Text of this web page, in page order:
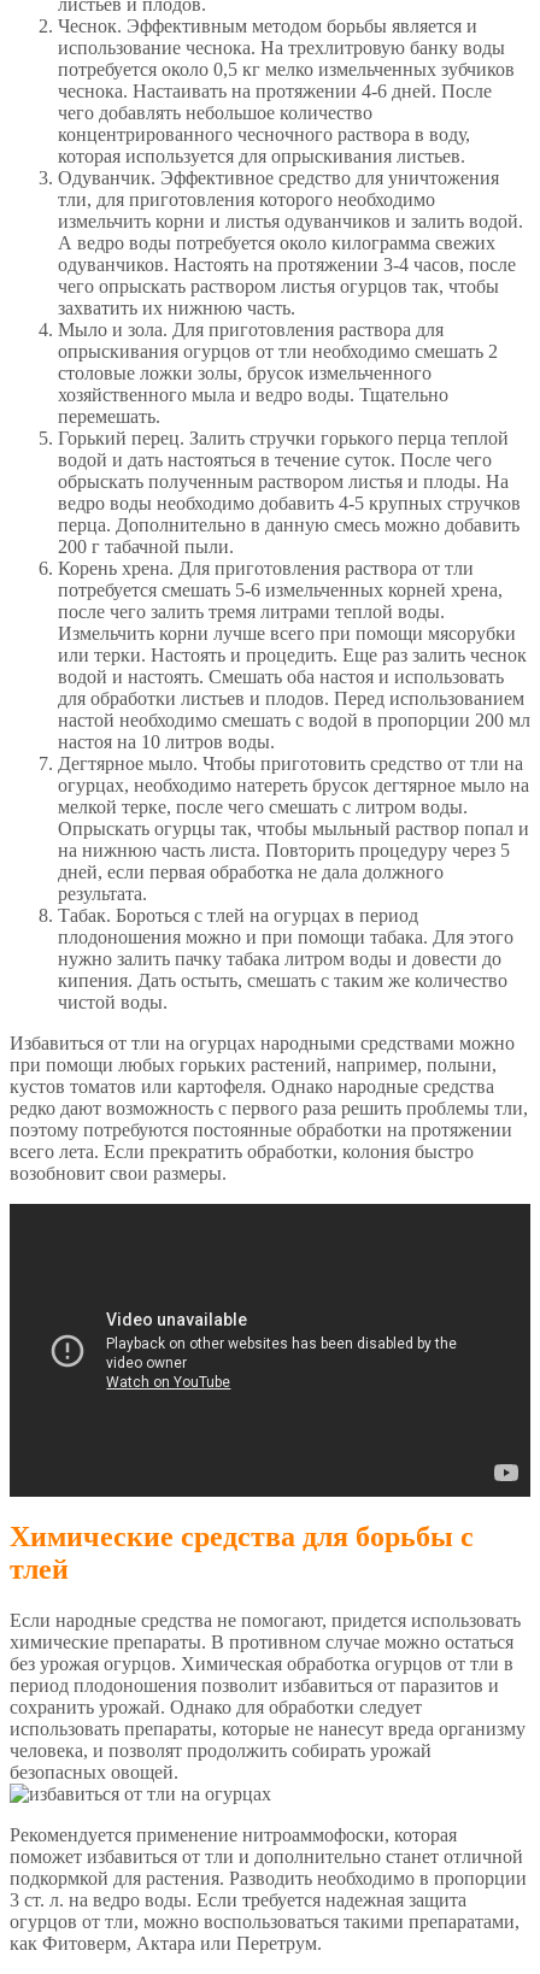
листьев и плодов.
Чеснок. Эффективным методом борьбы является и
использование чеснока. На трехлитровую банку воды
потребуется около 0,5 кг мелко измельченных зубчиков
чеснока. Настаивать на протяжении 4-6 дней. После
чего добавлять небольшое количество
концентрированного чесночного раствора в воду,
которая используется для опрыскивания листьев.
Одуванчик. Эффективное средство для уничтожения
тли, для приготовления которого необходимо
измельчить корни и листья одуванчиков и залить водой.
А ведро воды потребуется около килограмма свежих
одуванчиков. Настоять на протяжении 3-4 часов, после
чего опрыскать раствором листья огурцов так, чтобы
захватить их нижнюю часть.
Мыло и зола. Для приготовления раствора для
опрыскивания огурцов от тли необходимо смешать 2
столовые ложки золы, брусок измельченного
хозяйственного мыла и ведро воды. Тщательно
перемешать.
Горький перец. Залить стручки горького перца теплой
водой и дать настояться в течение суток. После чего
обрыскать полученным раствором листья и плоды. На
ведро воды необходимо добавить 4-5 крупных стручков
перца. Дополнительно в данную смесь можно добавить
200 г табачной пыли.
Корень хрена. Для приготовления раствора от тли
потребуется смешать 5-6 измельченных корней хрена,
после чего залить тремя литрами теплой воды.
Измельчить корни лучше всего при помощи мясорубки
или терки. Настоять и процедить. Еще раз залить чеснок
водой и настоять. Смешать оба настоя и использовать
для обработки листьев и плодов. Перед использованием
настой необходимо смешать с водой в пропорции 200 мл
настоя на 10 литров воды.
Дегтярное мыло. Чтобы приготовить средство от тли на
огурцах, необходимо натереть брусок дегтярное мыло на
мелкой терке, после чего смешать с литром воды.
Опрыскать огурцы так, чтобы мыльный раствор попал и
на нижнюю часть листа. Повторить процедуру через 5
дней, если первая обработка не дала должного
результата.
Табак. Бороться с тлей на огурцах в период
плодоношения можно и при помощи табака. Для этого
нужно залить пачку табака литром воды и довести до
кипения. Дать остыть, смешать с таким же количество
чистой воды.
Избавиться от тли на огурцах народными средствами можно
при помощи любых горьких растений, например, полыни,
кустов томатов или картофеля. Однако народные средства
редко дают возможность с первого раза решить проблемы тли,
поэтому потребуются постоянные обработки на протяжении
всего лета. Если прекратить обработки, колония быстро
возобновит свои размеры.
Химические средства для борьбы с
тлей
Если народные средства не помогают, придется использовать
химические препараты. В противном случае можно остаться
без урожая огурцов. Химическая обработка огурцов от тли в
период плодоношения позволит избавиться от паразитов и
сохранить урожай. Однако для обработки следует
использовать препараты, которые не нанесут вреда организму
человека, и позволят продолжить собирать урожай
безопасных овощей.
Рекомендуется применение нитроаммофоски, которая
поможет избавиться от тли и дополнительно станет отличной
подкормкой для растения. Разводить необходимо в пропорции
3 ст. л. на ведро воды. Если требуется надежная защита
огурцов от тли, можно воспользоваться такими препаратами,
как Фитоверм, Актара или Перетрум.